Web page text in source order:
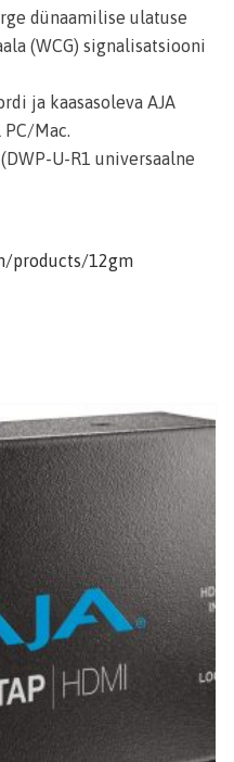
dünaamilise ulatuse
(WCG) signalisatsiooni
ja kaasasoleva AJA
Mac.
U-R1 universaalne
products/12gm